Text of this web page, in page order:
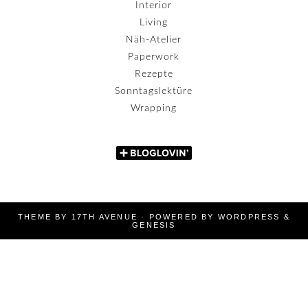
Interior
Living
Näh-Atelier
Paperwork
Rezepte
Sonntagslektüre
Wrapping
THEME BY 17TH AVENUE · POWERED BY WORDPRESS
&
GENESIS